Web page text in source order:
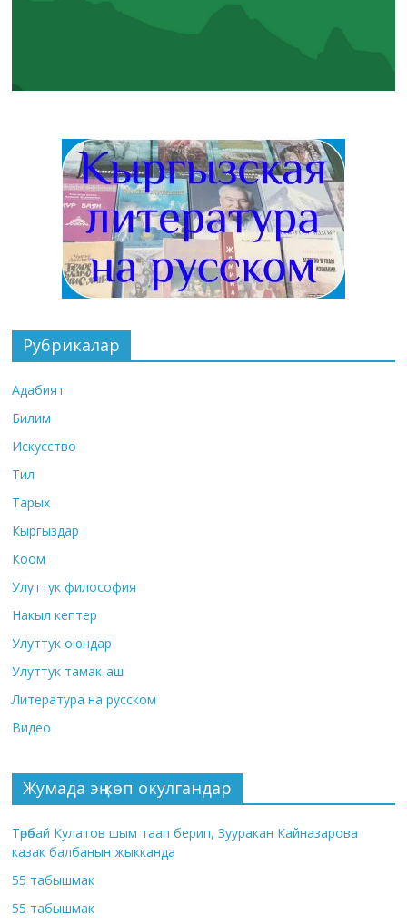
Рубрикалар
Адабият
Билим
Искусство
Тил
Тарых
Кыргыздар
Коом
Улуттук философия
Накыл кептер
Улуттук оюндар
Улуттук тамак-аш
Литература на русском
Видео
Жумада эң көп окулгандар
Төрөбай Кулатов шым таап берип, Зууракан Кайназарова
казак балбанын жыкканда
55 табышмак
55 табышмак